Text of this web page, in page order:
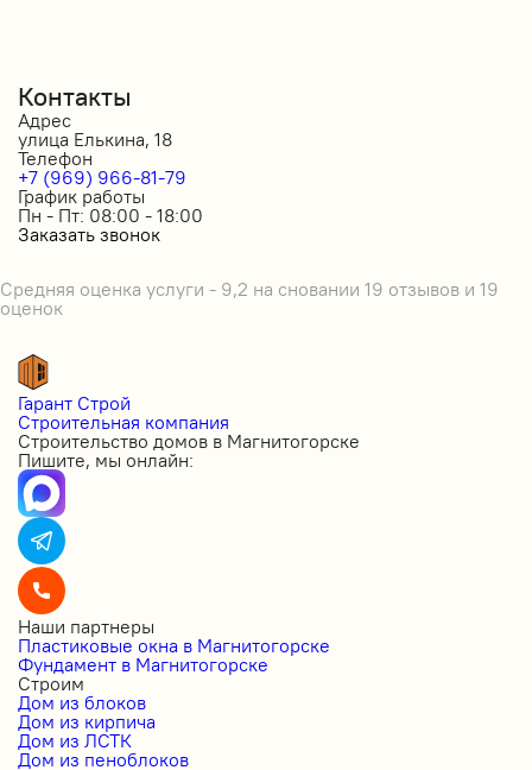
Контакты
Адрес
улица Елькина, 18
Телефон
+7 (969) 966-81-79
График работы
Пн - Пт: 08:00 - 18:00
Заказать звонок
Средняя оценка услуги - 9,2 на сновании 19 отзывов и 19
оценок
Гарант Строй
Строительная компания
Строительство домов в Магнитогорске
Пишите, мы онлайн:
Наши партнеры
Пластиковые окна в Магнитогорске
Фундамент в Магнитогорске
Строим
Дом из блоков
Дом из кирпича
Дом из ЛСТК
Дом из пеноблоков